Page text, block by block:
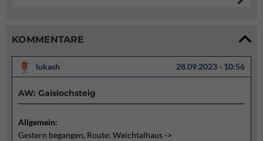
KOMMENTARE
lukash 28.09.2023 - 10:56
AW: Gaislochsteig
Allgemein:
Gestern begangen, Route: Weichtalhaus ->